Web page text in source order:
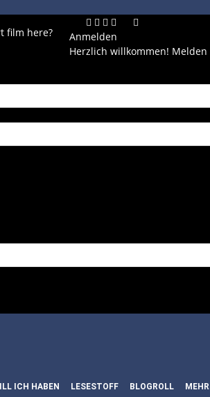
film here?
Anmelden
Herzlich willkommen! Melden
ICH HABEN LESESTOFF BLOGROLL